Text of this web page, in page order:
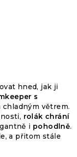
hned, jak ji
s
chladným větrem.
rolák chrání
i pohodlně.
a přitom stále